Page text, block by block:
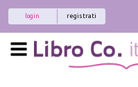
registrati
login